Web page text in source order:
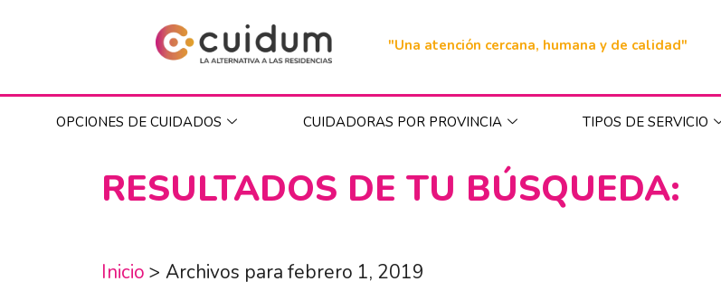
"Una atención cercana, humana y de calidad"
OPCIONES DE CUIDADOS CUIDADORAS POR PROVINCIA TIPOS DE SERVICIO
RESULTADOS DE TU BÚSQUEDA:
Inicio > Archivos para febrero 1, 2019